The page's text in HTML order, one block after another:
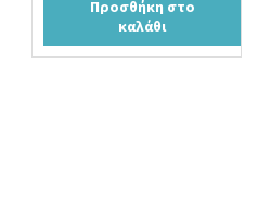
was:
τιμή
Προσθήκη στο
καλάθι